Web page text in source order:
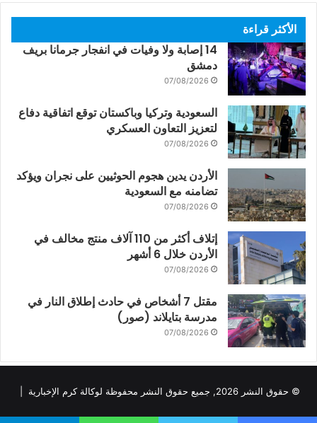
الأكثر قراءة
14 إصابة ولا وفيات في انفجار جرمانا بريف
دمشق
07/08/2026
السعودية وتركيا وباكستان توقع اتفاقية دفاع
لتعزيز التعاون العسكري
07/08/2026
الأردن يدين هجوم الحوثيين على نجران ويؤكد
تضامنه مع السعودية
07/08/2026
إتلاف أكثر من 110 آلاف منتج مخالف في
الأردن خلال 6 أشهر
07/08/2026
مقتل 7 أشخاص في حادث إطلاق النار في
مدرسة بتايلاند (صور)
07/08/2026
© حقوق النشر 2026, جميع حقوق النشر محفوظة لوكالة كرم الإخبارية |